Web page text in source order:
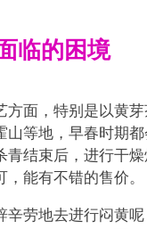
临的困境
方面，特别是以黄
山等地，早春时期
青结束后，进行干燥
能有不错的售价。
辛劳地去进行闷黄